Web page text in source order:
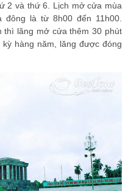
2 và thứ 6. Lịch mở cửa mùa
là từ 8h00 đến 11h00.
thì lăng mở cửa thêm 30 phút
hàng năm, lăng được đóng